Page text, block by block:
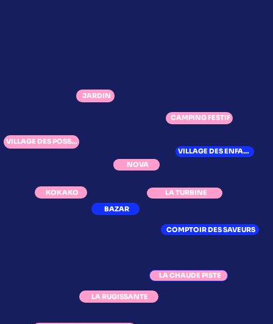
JARDIN
VILLAGE DES POSSIBLES
LA TURBINE
LA RUGISSANTE
LA CHAUDE PISTE
NOVA
KOKAKO
CAMPING FESTIF
COMPTOIR DES SAVEURS
BAZAR
VILLAGE DES ENFANTS